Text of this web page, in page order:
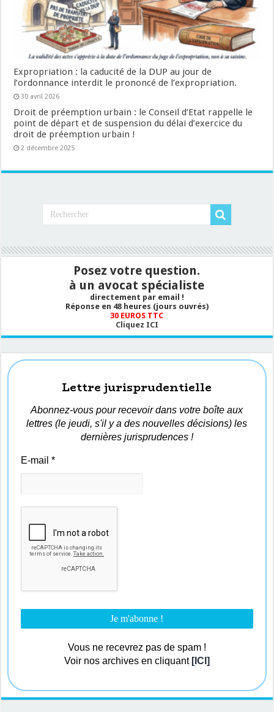
Expropriation : la caducité de la DUP au jour de
l’ordonnance interdit le prononcé de l’expropriation.
30 avril 2026
Droit de préemption urbain : le Conseil d’Etat rappelle le
point de départ et de suspension du délai d’exercice du
droit de préemption urbain !
2 décembre 2025
Posez votre question.
à un avocat spécialiste
directement par email !
Réponse en 48 heures (jours ouvrés)
30 EUROS TTC
Cliquez ICI
Lettre jurisprudentielle
Abonnez-vous pour recevoir dans votre boîte aux
lettres (le jeudi, s'il y a des nouvelles décisions) les
dernières jurisprudences !
E-mail*
Vous ne recevrez pas de spam !
Voir nos archives en cliquant [ICI]